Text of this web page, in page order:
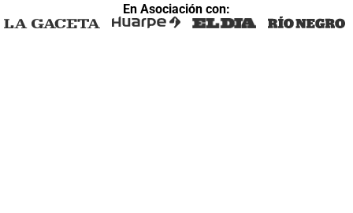
En Asociación con: